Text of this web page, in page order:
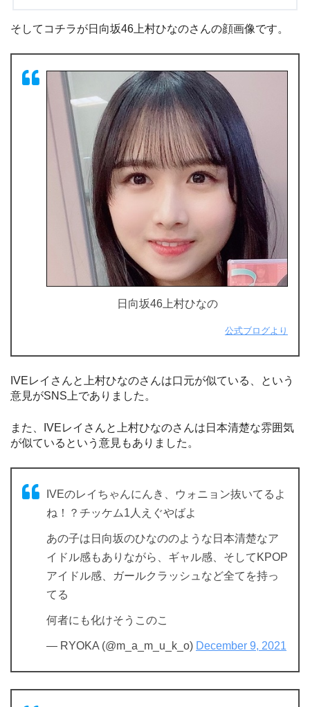
そしてコチラが日向坂46上村ひなのさんの顔画像です。
日向坂46上村ひなの
公式ブログより
IVEレイさんと上村ひなのさんは口元が似ている、という
意見がSNS上でありました。
また、IVEレイさんと上村ひなのさんは日本清楚な雰囲気
が似ているという意見もありました。
IVEのレイちゃんにんき、ウォニョン抜いてるよ
ね！？チッケム1人えぐやばよ
あの子は日向坂のひなののような日本清楚なア
イドル感もありながら、ギャル感、そしてKPOP
アイドル感、ガールクラッシュなど全てを持っ
てる
何者にも化けそうこのこ
— RYOKA (@m_a_m_u_k_o) December 9, 2021